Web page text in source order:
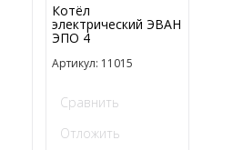
Котёл
электрический ЭВАН
ЭПО 4
Артикул: 11015
Сравнить
Отложить